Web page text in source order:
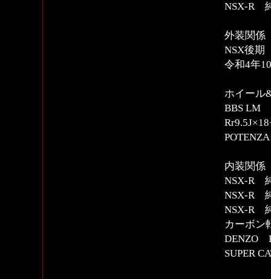
NSX-R
外装関係
NSX後期
令和4年
ホイール
BBS LM
内装関係
NSX-R
NSX-R
NSX-R
カーボ
SUPER